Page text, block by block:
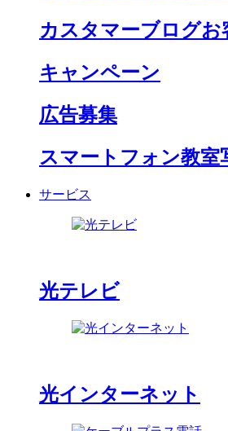
カスタマーブログお
キャンペーン
広告募集
スマートフォン教室
サービス
光テレビ
光インターネット